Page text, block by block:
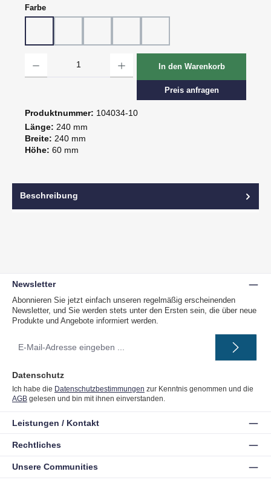
Farbeauswählen
In den Warenkorb
Preis anfragen
Produktnummer: 104034-10
Länge: 240 mm
Breite: 240 mm
Höhe: 60 mm
Beschreibung
Newsletter
Abonnieren Sie jetzt einfach unseren regelmäßig erscheinenden
Newsletter, und Sie werden stets unter den Ersten sein, die über neue
Produkte und Angebote informiert werden.
Mail-
Datenschutz
Ich habe die Datenschutzbestimmungen zur Kenntnis genommen und die
AGB gelesen und bin mit ihnen einverstanden.
Unsere Communities
Leistungen / Kontakt
Rechtliches